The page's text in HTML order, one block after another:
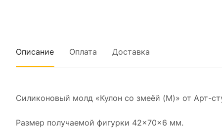
Описание Оплата Доставка
Силиконовый молд «Кулон со змеёй (M)» от Арт-
Размер получаемой фигурки 42×70×6 мм.